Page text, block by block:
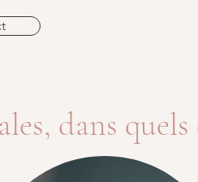
dans quels